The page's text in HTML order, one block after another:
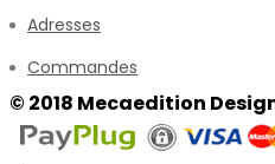
Adresses
Commandes
© 2018 Mecaedition